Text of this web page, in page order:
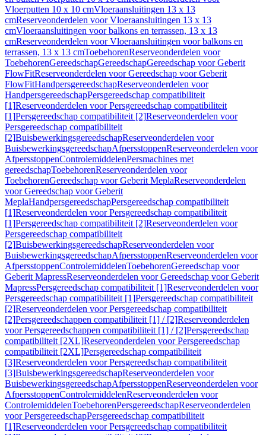
Vloerputten 10 x 10 cmVloeraansluitingen 13 x 13
cmReserveonderdelen voor Vloeraansluitingen 13 x 13
cmVloeraansluitingen voor balkons en terrassen, 13 x 13
cmReserveonderdelen voor Vloeraansluitingen voor balkons en
terrassen, 13 x 13 cmToebehorenReserveonderdelen voor
ToebehorenGereedschapGereedschapGereedschap voor Geberit
FlowFitReserveonderdelen voor Gereedschap voor Geberit
FlowFitHandpersgereedschapReserveonderdelen voor
HandpersgereedschapPersgereedschap compatibiliteit
[1]Reserveonderdelen voor Persgereedschap compatibiliteit
[1]Persgereedschap compatibiliteit [2]Reserveonderdelen voor
Persgereedschap compatibiliteit
[2]BuisbewerkingsgereedschapReserveonderdelen voor
BuisbewerkingsgereedschapAfpersstoppenReserveonderdelen voor
AfpersstoppenControlemiddelenPersmachines met
gereedschapToebehorenReserveonderdelen voor
ToebehorenGereedschap voor Geberit MeplaReserveonderdelen
voor Gereedschap voor Geberit
MeplaHandpersgereedschapPersgereedschap compatibiliteit
[1]Reserveonderdelen voor Persgereedschap compatibiliteit
[1]Persgereedschap compatibiliteit [2]Reserveonderdelen voor
Persgereedschap compatibiliteit
[2]BuisbewerkingsgereedschapReserveonderdelen voor
BuisbewerkingsgereedschapAfpersstoppenReserveonderdelen voor
AfpersstoppenControlemiddelenToebehorenGereedschap voor
Geberit MapressReserveonderdelen voor Gereedschap voor Geberit
MapressPersgereedschap compatibiliteit [1]Reserveonderdelen voor
Persgereedschap compatibiliteit [1]Persgereedschap compatibiliteit
[2]Reserveonderdelen voor Persgereedschap compatibiliteit
[2]Persgereedschappen compatibiliteit [1] / [2]Reserveonderdelen
voor Persgereedschappen compatibiliteit [1] / [2]Persgereedschap
compatibiliteit [2XL]Reserveonderdelen voor Persgereedschap
compatibiliteit [2XL]Persgereedschap compatibiliteit
[3]Reserveonderdelen voor Persgereedschap compatibiliteit
[3]BuisbewerkingsgereedschapReserveonderdelen voor
BuisbewerkingsgereedschapAfpersstoppenReserveonderdelen voor
AfpersstoppenControlemiddelenReserveonderdelen voor
ControlemiddelenToebehorenPersgereedschapReserveonderdelen
voor PersgereedschapPersgereedschap compatibiliteit
[1]Reserveonderdelen voor Persgereedschap compatibiliteit